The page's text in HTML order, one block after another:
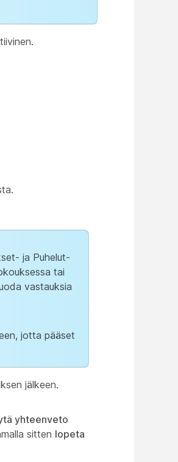
ja Puhelut-
tai
vastauksia
jotta pääset
jälkeen.
yhteenveto
sitten lopeta